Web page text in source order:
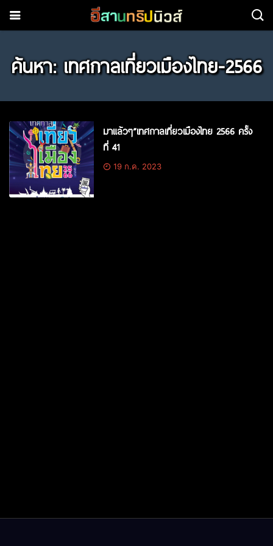
ค้นหา: เทศกาลเที่ยวเมืองไทย-2566
มาแล้วๆ”เทศกาลเที่ยวเมืองไทย 2566 ครั้ง
ที่ 41
19 ก.ค. 2023